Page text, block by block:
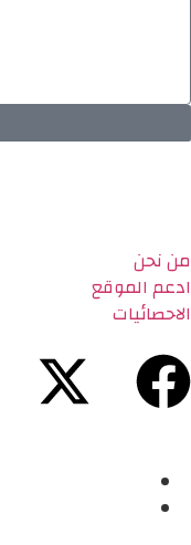
من نحن
ادعم الموقع
الاحصائيات